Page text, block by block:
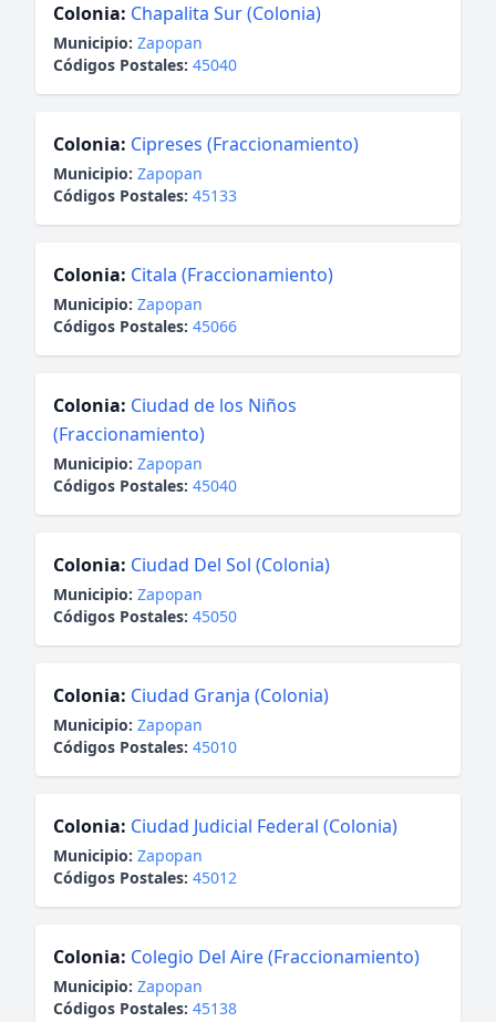
Colonia: Chapalita Sur (Colonia)
Municipio: Zapopan
Códigos Postales: 45040
Colonia: Cipreses (Fraccionamiento)
Municipio: Zapopan
Códigos Postales: 45133
Colonia: Citala (Fraccionamiento)
Municipio: Zapopan
Códigos Postales: 45066
Colonia: Ciudad de los Niños
(Fraccionamiento)
Municipio: Zapopan
Códigos Postales: 45040
Colonia: Ciudad Del Sol (Colonia)
Municipio: Zapopan
Códigos Postales: 45050
Colonia: Ciudad Granja (Colonia)
Municipio: Zapopan
Códigos Postales: 45010
Colonia: Ciudad Judicial Federal (Colonia)
Municipio: Zapopan
Códigos Postales: 45012
Colonia: Colegio Del Aire (Fraccionamiento)
Municipio: Zapopan
Códigos Postales: 45138